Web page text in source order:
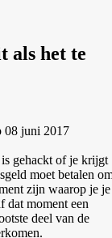
als het te
08 juni 2017
gehackt of je krijgt
moet betalen
zijn waarop je je
dat moment een
deel van de